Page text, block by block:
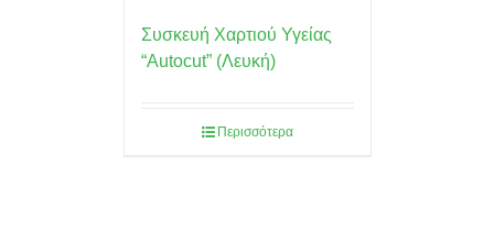
Συσκευή Χαρτιού Υγείας
“Autocut” (Λευκή)
Περισσότερα